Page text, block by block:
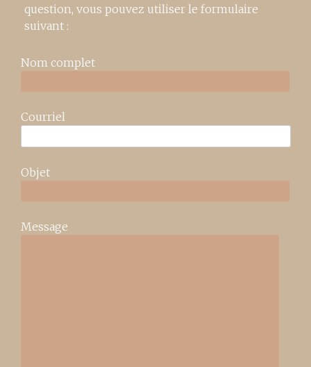
question, vous pouvez utiliser le formulaire
suivant :
Nom complet
Courriel
Objet
Message